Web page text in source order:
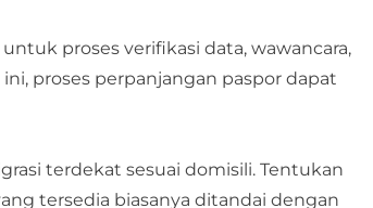
proses verifikasi data, wawancara,
proses perpanjangan paspor dapat
terdekat sesuai domisili. Tentukan
tersedia biasanya ditandai dengan